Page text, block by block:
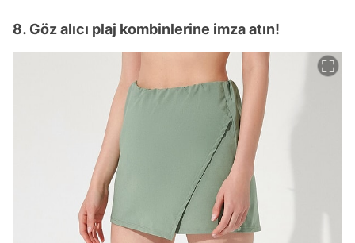
8. Göz alıcı plaj kombinlerine imza atın!